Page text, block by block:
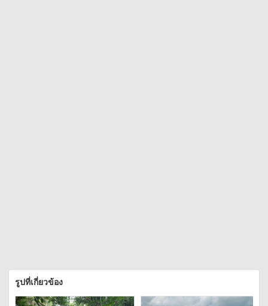
รูปที่เกี่ยวข้อง